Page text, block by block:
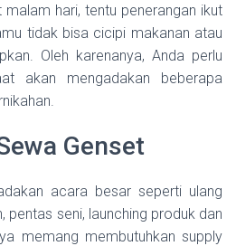
hari, tentu penerangan ikut
tidak bisa cicipi makanan atau
Oleh karenanya, Anda perlu
akan mengadakan beberapa
Genset
acara besar seperti ulang
pentas seni, launching produk dan
memang membutuhkan supply